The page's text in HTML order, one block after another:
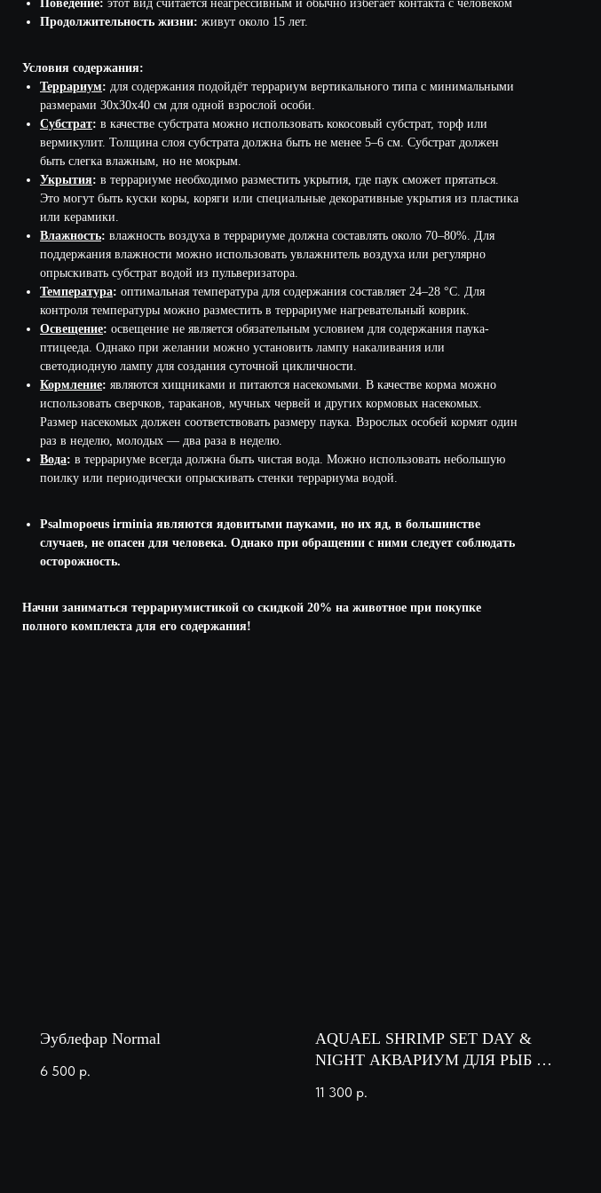
Поведение: этот вид считается неагрессивным и обычно избегает контакта с человеком
Продолжительность жизни: живут около 15 лет.
Условия содержания:
Террариум: для содержания подойдёт террариум вертикального типа с минимальными
размерами 30х30х40 см для одной взрослой особи.
Субстрат: в качестве субстрата можно использовать кокосовый субстрат, торф или
вермикулит. Толщина слоя субстрата должна быть не менее 5–6 см. Субстрат должен
быть слегка влажным, но не мокрым.
Укрытия: в террариуме необходимо разместить укрытия, где паук сможет прятаться.
Это могут быть куски коры, коряги или специальные декоративные укрытия из пластика
или керамики.
Влажность: влажность воздуха в террариуме должна составлять около 70–80%. Для
поддержания влажности можно использовать увлажнитель воздуха или регулярно
опрыскивать субстрат водой из пульверизатора.
Температура: оптимальная температура для содержания составляет 24–28 °C. Для
контроля температуры можно разместить в террариуме нагревательный коврик.
Освещение: освещение не является обязательным условием для содержания паука-
птицееда. Однако при желании можно установить лампу накаливания или
светодиодную лампу для создания суточной цикличности.
Кормление: являются хищниками и питаются насекомыми. В качестве корма можно
использовать сверчков, тараканов, мучных червей и других кормовых насекомых.
Размер насекомых должен соответствовать размеру паука. Взрослых особей кормят один
раз в неделю, молодых — два раза в неделю.
Вода: в террариуме всегда должна быть чистая вода. Можно использовать небольшую
поилку или периодически опрыскивать стенки террариума водой.
Psalmopoeus irminia являются ядовитыми пауками, но их яд, в большинстве
случаев, не опасен для человека. Однако при обращении с ними следует соблюдать
осторожность.
Начни заниматься террариумистикой со скидкой 20% на животное при покупке
полного комплекта для его содержания!
Эублефар Normal
6 500 р.
AQUAEL SHRIMP SET DAY &
NIGHT АКВАРИУМ ДЛЯ РЫБ И
11 300 р.